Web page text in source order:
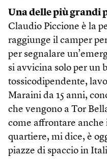
Una delle più grandi
Claudio Piccione è la
raggiunge il camper
per segnalare
si avvicina solo per un
tossicodipendente,
Maraini da 15 anni,
che vengono a Tor
come affrontare
quartiere, mi dice, è
piazze di spaccio in